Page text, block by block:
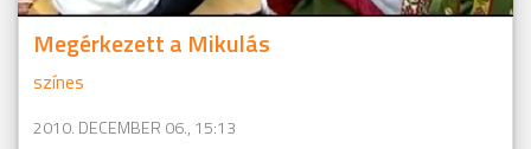
Megérkezett a Mikulás
színes
2010. DECEMBER 06., 15:13